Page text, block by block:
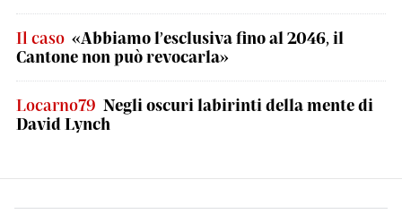
Il caso «Abbiamo l’esclusiva fino al 2046, il
Cantone non può revocarla»
Locarno79 Negli oscuri labirinti della mente di
David Lynch